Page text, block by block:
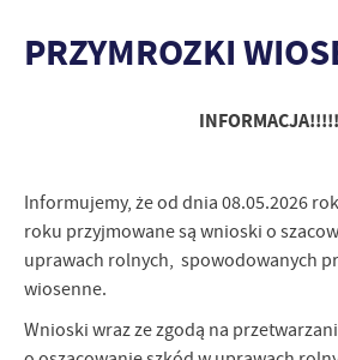
PRZYMROZKI
INFORMACJA!!!!!
Informujemy, że od dnia 08.05.2026
roku przyjmowane są wnioski o
uprawach rolnych, spowodowanych
wiosenne.
Wnioski wraz ze zgodą na
stronie.
Analityczne
Cookies analityczne pozwalają na
użytkowników. Zgromadzone informacje
zgody na analityczne pliki cookies
Reklamowe
Dzięki reklamowym plikom cookies
stronach naszych partnerów.
Twoich upodobań oraz Twoich zwyczajów
Więcej